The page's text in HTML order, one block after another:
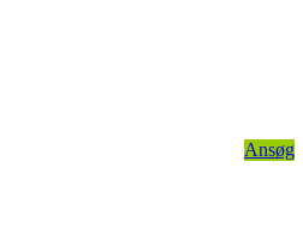
Ansøg